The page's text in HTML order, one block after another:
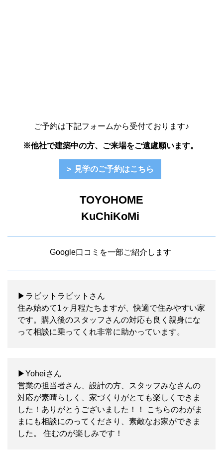
ご予約は下記フォームから受付ております♪
※他社で建築中の方、ご来場をご遠慮願います。
見学のご予約はこちら
TOYOHOME
KuChiKoMi
Google口コミを一部ご紹介します
▶ラビットラビットさん
住み始めて1ヶ月程たちますが、快適で住みやすい家
です。購入後のスタッフさんの対応も良く親身にな
って相談に乗ってくれ非常に助かっています。
▶Yoheiさん
営業の担当者さん、設計の方、スタッフみなさんの
対応が素晴らしく、家づくりがとても楽しくできま
した！ありがとうございました！！ こちらのわがま
まにも相談にのってくださり、素敵なお家ができま
した。 住むのが楽しみです！